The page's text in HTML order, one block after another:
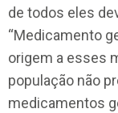
de todos eles
“Medicamento
origem a esses
população não
medicamentos